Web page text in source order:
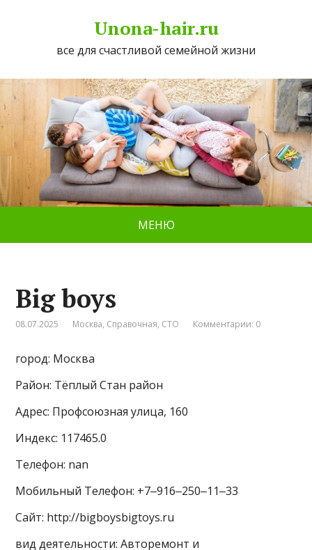
Unona-hair.ru
все для счастливой семейной жизни
МЕНЮ
Big boys
08.07.2025 Москва, Справочная, СТО Комментарии: 0
город: Москва
Район: Тёплый Стан район
Адрес: Профсоюзная улица, 160
Индекс: 117465.0
Телефон: nan
Мобильный Телефон: +7‒916‒250‒11‒33
Сайт: http://bigboysbigtoys.ru
вид деятельности: Авторемонт и